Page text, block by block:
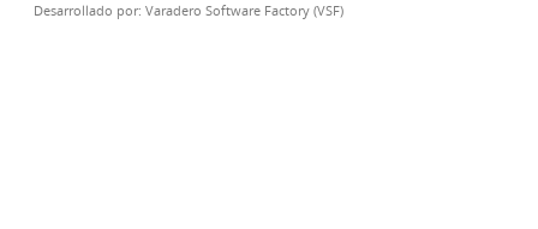
Desarrollado por: Varadero Software Factory (VSF)